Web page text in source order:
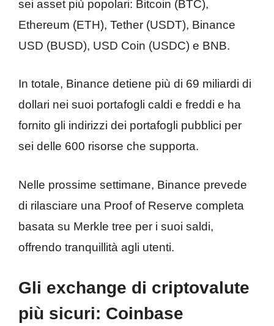
sei asset più popolari: Bitcoin (BTC),
Ethereum (ETH), Tether (USDT), Binance
USD (BUSD), USD Coin (USDC) e BNB.
In totale, Binance detiene più di 69 miliardi di
dollari nei suoi portafogli caldi e freddi e ha
fornito gli indirizzi dei portafogli pubblici per
sei delle 600 risorse che supporta.
Nelle prossime settimane, Binance prevede
di rilasciare una Proof of Reserve completa
basata su Merkle tree per i suoi saldi,
offrendo tranquillità agli utenti.
Gli exchange di criptovalute
più sicuri: Coinbase